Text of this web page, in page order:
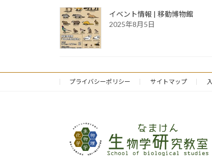
イベント情報 | 移動博物館
2025年8月5日
プライバシーポリシー サイトマップ